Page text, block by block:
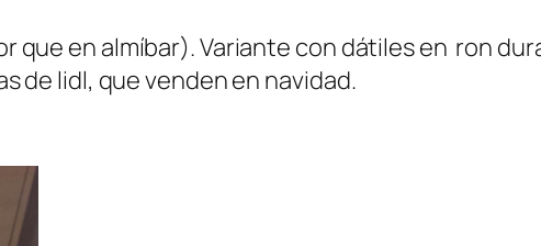
que en almíbar). Variante con dátiles en ron
de lidl, que venden en navidad.